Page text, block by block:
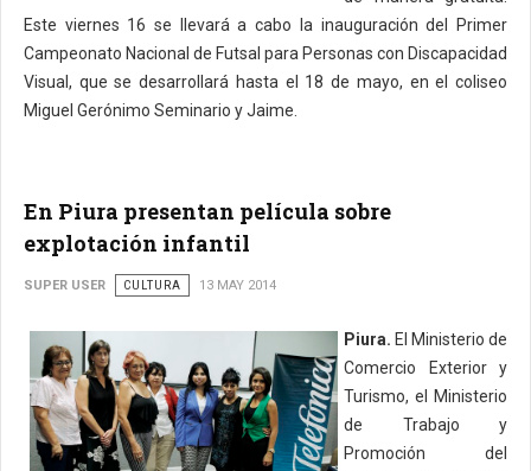
Este viernes 16 se llevará a cabo la inauguración del Primer
Campeonato Nacional de Futsal para Personas con Discapacidad
Visual, que se desarrollará hasta el 18 de mayo, en el coliseo
Miguel Gerónimo Seminario y Jaime.
En Piura presentan película sobre
explotación infantil
SUPER USER CULTURA 13 MAY 2014
Piura. El Ministerio de
Comercio Exterior y
Turismo, el Ministerio
de Trabajo y
Promoción del